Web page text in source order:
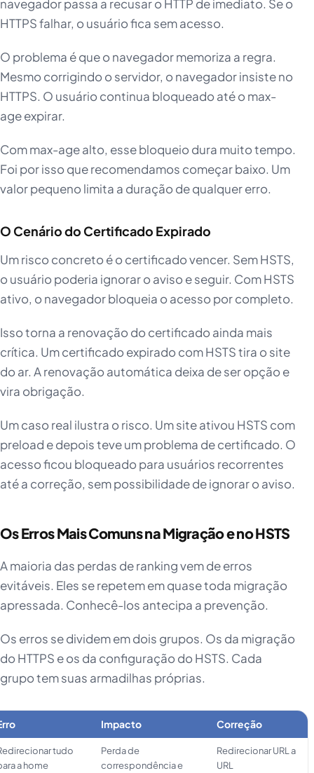
navegador passa a recusar o HTTP de imediato. Se o
HTTPS falhar, o usuário fica sem acesso.
O problema é que o navegador memoriza a regra.
Mesmo corrigindo o servidor, o navegador insiste no
HTTPS. O usuário continua bloqueado até o max-
age expirar.
Com max-age alto, esse bloqueio dura muito tempo.
Foi por isso que recomendamos começar baixo. Um
valor pequeno limita a duração de qualquer erro.
O Cenário do Certificado Expirado
Um risco concreto é o certificado vencer. Sem HSTS,
o usuário poderia ignorar o aviso e seguir. Com HSTS
ativo, o navegador bloqueia o acesso por completo.
Isso torna a renovação do certificado ainda mais
crítica. Um certificado expirado com HSTS tira o site
do ar. A renovação automática deixa de ser opção e
vira obrigação.
Um caso real ilustra o risco. Um site ativou HSTS com
preload e depois teve um problema de certificado. O
acesso ficou bloqueado para usuários recorrentes
até a correção, sem possibilidade de ignorar o aviso.
Os Erros Mais Comuns na Migração e no HSTS
A maioria das perdas de ranking vem de erros
evitáveis. Eles se repetem em quase toda migração
apressada. Conhecê-los antecipa a prevenção.
Os erros se dividem em dois grupos. Os da migração
do HTTPS e os da configuração do HSTS. Cada
grupo tem suas armadilhas próprias.
Impacto Correção
tudo
a home
Perda de
correspondência e
Redirecionar URL a
URL